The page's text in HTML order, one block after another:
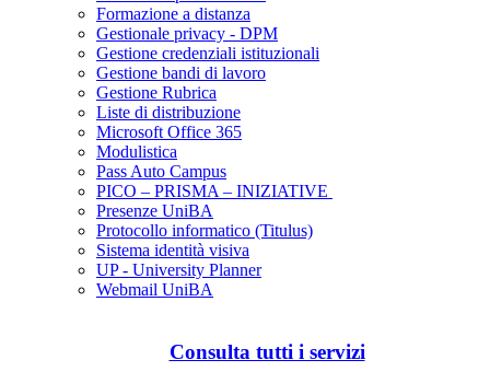
Formazione a distanza
Gestionale privacy - DPM
Gestione credenziali istituzionali
Gestione bandi di lavoro
Gestione Rubrica
Liste di distribuzione
Microsoft Office 365
Modulistica
Pass Auto Campus
PICO – PRISMA – INIZIATIVE
Presenze UniBA
Protocollo informatico (Titulus)
Sistema identità visiva
UP - University Planner
Webmail UniBA
Consulta tutti i servizi